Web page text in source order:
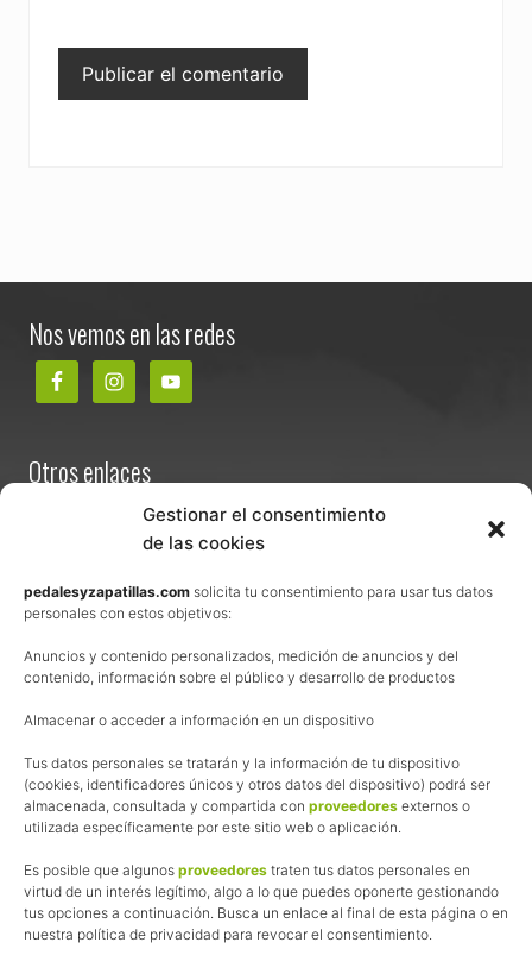
Gestionar el consentimiento
de las cookies
pedalesyzapatillas.com solicita tu consentimiento para usar tus datos
personales con estos objetivos:
Anuncios y contenido personalizados, medición de anuncios y del
contenido, información sobre el público y desarrollo de productos
Almacenar o acceder a información en un dispositivo
Tus datos personales se tratarán y la información de tu dispositivo
(cookies, identificadores únicos y otros datos del dispositivo) podrá ser
almacenada, consultada y compartida con proveedores externos o
utilizada específicamente por este sitio web o aplicación.
Es posible que algunos proveedores traten tus datos personales en
virtud de un interés legítimo, algo a lo que puedes oponerte gestionando
tus opciones a continuación. Busca un enlace al final de esta página o en
nuestra política de privacidad para revocar el consentimiento.
Nos vemos en las redes
Otros enlaces
Términos y condiciones de venta
Política de privacidad
Política de cookies
Afiliación
La web de Pedalesyzapatillas utiliza programas de afiliación.
¿Qué significa esto?
Cuando recomiendo algún producto, pongo enlaces a tiendas
online que utilizo y, por cada compra que realizas, me llevo
una comisión sin que a ti te cueste más dinero.
Esas comisiones me permiten seguir manteniendo esta web,